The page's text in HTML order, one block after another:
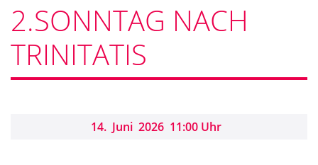
2.SONNTAG NACH
TRINITATIS
14. Juni 2026 11:00 Uhr